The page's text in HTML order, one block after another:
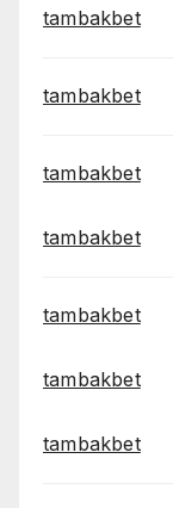
tambakbet
tambakbet
tambakbet
tambakbet
tambakbet
tambakbet
tambakbet